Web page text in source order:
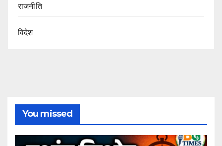
राजनीति
विदेश
You missed